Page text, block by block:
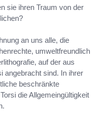
sie ihren Traum von der
an uns alle, die
umweltfreundlich
auf der aus
angebracht sind. In ihrer
beschränkte
die Allgemeingültigkeit